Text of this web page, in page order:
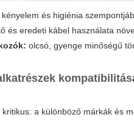
kényelem és higiénia
és eredeti kábel használata
olcsó, gyenge minőségű
a különböző márkák és